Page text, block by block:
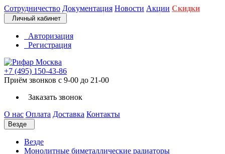
Сотрудничество Документация Новости Акции Скидки
Личный кабинет
Авторизация
Регистрация
+7 (495) 150-43-86
Приём звонков с 9-00 до 21-00
Заказать звонок
О нас Оплата Доставка Контакты
Везде
Везде
Монолитные биметаллические радиаторы